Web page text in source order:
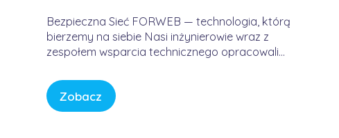
Bezpieczna Sieć FORWEB — technologia, którą
bierzemy na siebie Nasi inżynierowie wraz z
zespołem wsparcia technicznego opracowali
sposób bezpieczny, wygodny i przewidywalny.
Bez samodzielnego konfigurowania
skomplikowanych urządzeń, bez studiowania
Zobacz